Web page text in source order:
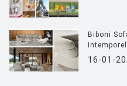
Biboni
16-01-